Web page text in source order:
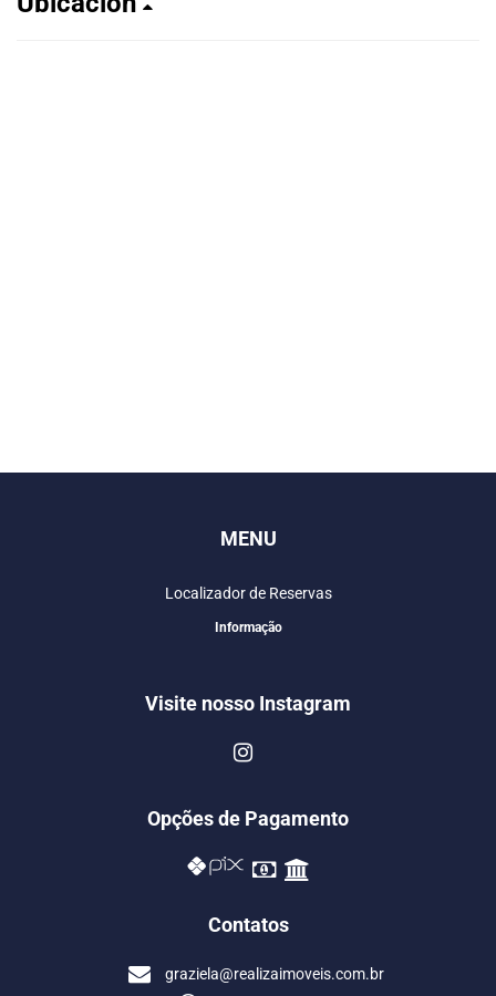
MENU
Localizador de Reservas
Informação
Visite nosso Instagram
Opções de Pagamento
Contatos
graziela@realizaimoveis.com.br